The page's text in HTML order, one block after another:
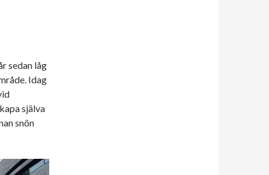
sedan låg
Idag
själva
snön